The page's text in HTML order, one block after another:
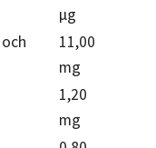
µg
11,00
mg
1,20
mg